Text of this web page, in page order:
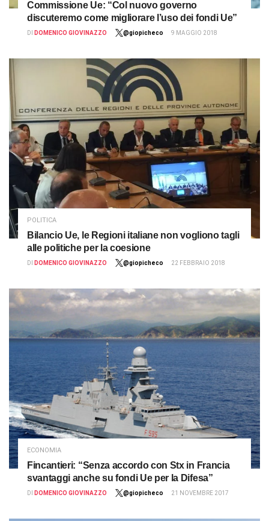
Commissione Ue: “Col nuovo governo
discuteremo come migliorare l’uso dei fondi Ue”
DI DOMENICO GIOVINAZZO @giopicheco 9 MAGGIO 2018
POLITICA
Bilancio Ue, le Regioni italiane non vogliono tagli
alle politiche per la coesione
DI DOMENICO GIOVINAZZO @giopicheco 22 FEBBRAIO 2018
ECONOMIA
Fincantieri: “Senza accordo con Stx in Francia
svantaggi anche su fondi Ue per la Difesa”
DI DOMENICO GIOVINAZZO @giopicheco 21 NOVEMBRE 2017